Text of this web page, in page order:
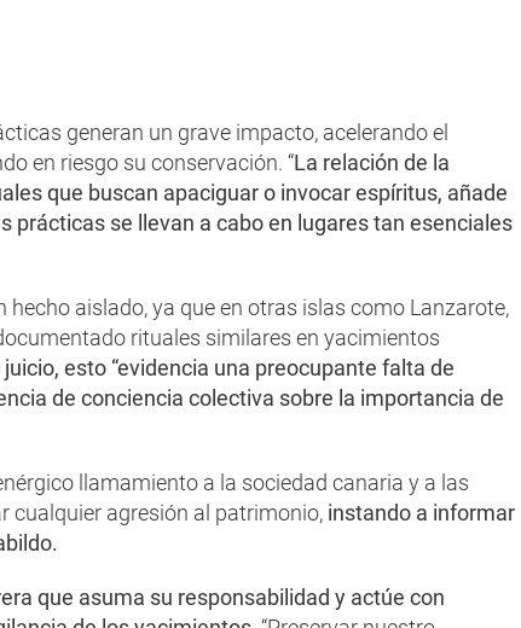
generan un grave impacto, acelerando el
en riesgo su conservación. “La relación de la
que buscan apaciguar o invocar espíritus, añade
prácticas se llevan a cabo en lugares tan esenciales
aislado, ya que en otras islas como Lanzarote,
rituales similares en yacimientos
juicio, esto “evidencia una preocupante falta de
de conciencia colectiva sobre la importancia de
llamamiento a la sociedad canaria y a las
cualquier agresión al patrimonio, instando a informar
que asuma su responsabilidad y actúe con